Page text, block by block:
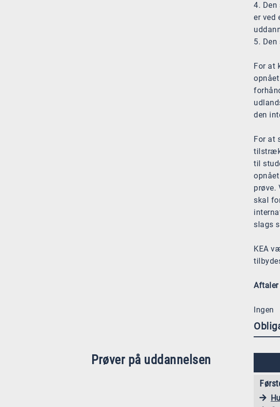
4. Den
er ved
5.
For at
den
For at
til
prøve.
skal
slags
KEA
Ingen
Prøver på uddannelsen